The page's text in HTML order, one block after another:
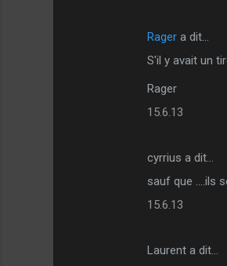
Rager a dit…
S'il y avait un
Rager
15.6.13
cyrrius a dit…
sauf que ....ils
15.6.13
Laurent a dit…